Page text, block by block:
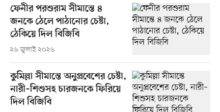
ফেনীর পরশুরাম সীমান্তে ৪
জনকে ঠেলে পাঠানোর চেষ্টা,
ঠেকিয়ে দিল বিজিবি
২৬ জুলাই ২০২৬
কুমিল্লা সীমান্তে অনুপ্রবেশের চেষ্টা,
নারী–শিশুসহ চারজনকে ফিরিয়ে
দিল বিজিবি